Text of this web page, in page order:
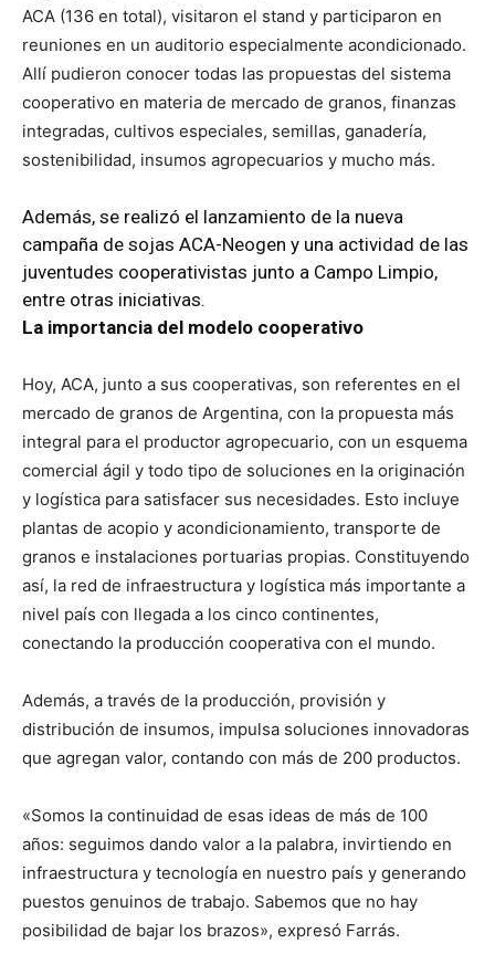
ACA (136 en total), visitaron el stand y participaron en
reuniones en un auditorio especialmente acondicionado.
Allí pudieron conocer todas las propuestas del sistema
cooperativo en materia de mercado de granos, finanzas
integradas, cultivos especiales, semillas, ganadería,
sostenibilidad, insumos agropecuarios y mucho más.
Además, se realizó el lanzamiento de la nueva
campaña de sojas ACA-Neogen y una actividad de las
juventudes cooperativistas junto a Campo Limpio,
entre otras iniciativas.
La importancia del modelo cooperativo
Hoy, ACA, junto a sus cooperativas, son referentes en el
mercado de granos de Argentina, con la propuesta más
integral para el productor agropecuario, con un esquema
comercial ágil y todo tipo de soluciones en la originación
y logística para satisfacer sus necesidades. Esto incluye
plantas de acopio y acondicionamiento, transporte de
granos e instalaciones portuarias propias. Constituyendo
así, la red de infraestructura y logística más importante a
nivel país con llegada a los cinco continentes,
conectando la producción cooperativa con el mundo.
Además, a través de la producción, provisión y
distribución de insumos, impulsa soluciones innovadoras
que agregan valor, contando con más de 200 productos.
«Somos la continuidad de esas ideas de más de 100
años: seguimos dando valor a la palabra, invirtiendo en
infraestructura y tecnología en nuestro país y generando
puestos genuinos de trabajo. Sabemos que no hay
posibilidad de bajar los brazos», expresó Farrás.